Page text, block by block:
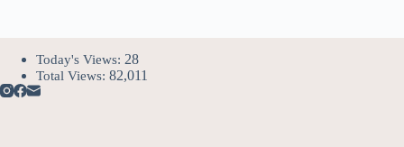
Today's Views: 28
Total Views: 82,011